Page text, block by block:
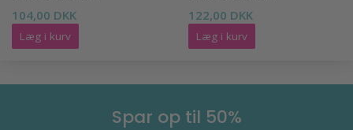
104,00 DKK
Læg i kurv
122,00 DKK
Læg i kurv
Spar op til 50%